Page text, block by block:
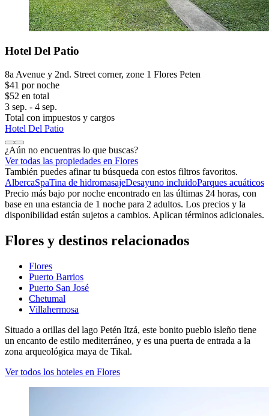
Hotel Del Patio
8a Avenue y 2nd. Street corner, zone 1 Flores Peten
$41 por noche
$52 en total
3 sep. - 4 sep.
Total con impuestos y cargos
Hotel Del Patio
¿Aún no encuentras lo que buscas?
Ver todas las propiedades en Flores
También puedes afinar tu búsqueda con estos filtros favoritos.
AlbercaSpaTina de hidromasajeDesayuno incluidoParques acuáticos
Precio más bajo por noche encontrado en las últimas 24 horas, con
base en una estancia de 1 noche para 2 adultos. Los precios y la
disponibilidad están sujetos a cambios. Aplican términos adicionales.
Flores y destinos relacionados
Flores
Puerto Barrios
Puerto San José
Chetumal
Villahermosa
Situado a orillas del lago Petén Itzá, este bonito pueblo isleño tiene
un encanto de estilo mediterráneo, y es una puerta de entrada a la
zona arqueológica maya de Tikal.
Ver todos los hoteles en Flores